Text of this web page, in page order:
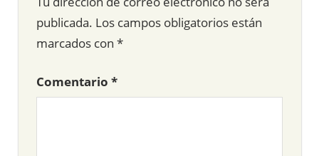
publicada. Los campos obligatorios están
marcados con *
Comentario *